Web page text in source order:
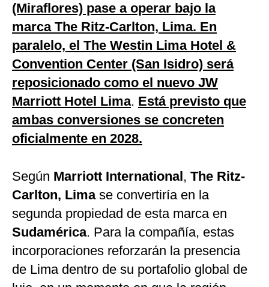
(Miraflores) pase a operar bajo la
marca The Ritz-Carlton, Lima. En
paralelo, el The Westin Lima Hotel &
Convention Center (San Isidro) será
reposicionado como el nuevo JW
Marriott Hotel Lima. Está previsto que
ambas conversiones se concreten
oficialmente en 2028.
Según Marriott International, The Ritz-
Carlton, Limase convertiría en la
segunda propiedad de esta marca en
Sudamérica. Para la compañía, estas
incorporaciones reforzarán la presencia
de Lima dentro de su portafolio global de